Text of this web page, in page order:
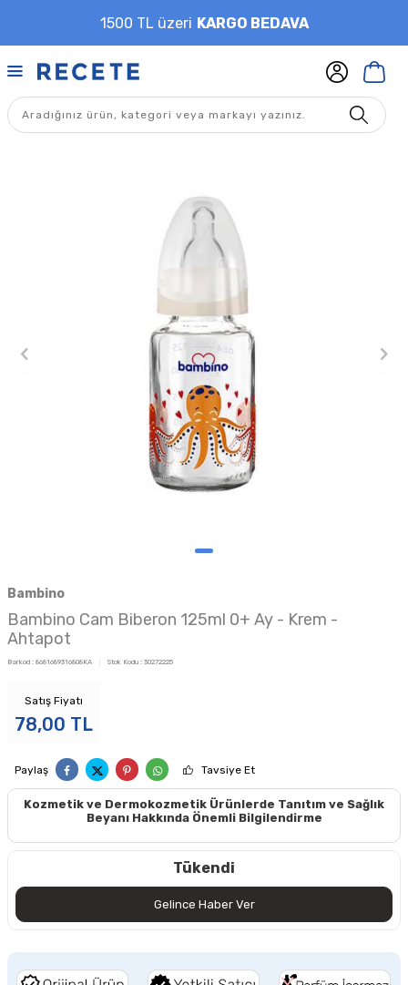
1500 TL üzeri KARGO BEDAVA
Bambino
Bambino Cam Biberon 125ml 0+ Ay - Krem -
Ahtapot
Barkod : 8681689316808KA Stok Kodu : 30272225
Satış Fiyatı
78,00 TL
Paylaş Tavsiye Et
Kozmetik ve Dermokozmetik Ürünlerde Tanıtım ve Sağlık
Beyanı Hakkında Önemli Bilgilendirme
Tükendi
Gelince Haber Ver